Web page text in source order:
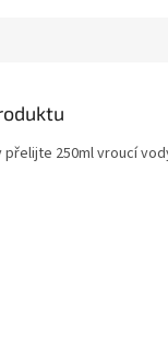
250ml vroucí